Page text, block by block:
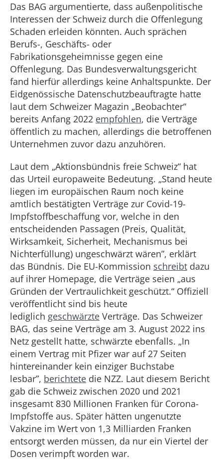
Das BAG argumentierte, dass außenpolitische
Interessen der Schweiz durch die Offenlegung
Schaden erleiden könnten. Auch sprächen
Berufs-, Geschäfts- oder
Fabrikationsgeheimnisse gegen eine
Offenlegung. Das Bundesverwaltungsgericht
fand hierfür allerdings keine Anhaltspunkte. Der
Eidgenössische Datenschutzbeauftragte hatte
laut dem Schweizer Magazin „Beobachter“
bereits Anfang 2022 empfohlen, die Verträge
öffentlich zu machen, allerdings die betroffenen
Unternehmen zuvor dazu anzuhören.
Laut dem „Aktionsbündnis freie Schweiz“ hat
das Urteil europaweite Bedeutung. „Stand heute
liegen im europäischen Raum noch keine
amtlich bestätigten Verträge zur Covid-19-
Impfstoffbeschaffung vor, welche in den
entscheidenden Passagen (Preis, Qualität,
Wirksamkeit, Sicherheit, Mechanismus bei
Nichterfüllung) ungeschwärzt wären”, erklärt
das Bündnis. Die EU-Kommission schreibt dazu
auf ihrer Homepage, die Verträge seien „aus
Gründen der Vertraulichkeit geschützt.“ Offiziell
veröffentlicht sind bis heute
lediglich geschwärzte Verträge. Das Schweizer
BAG, das seine Verträge am 3. August 2022 ins
Netz gestellt hatte, schwärzte ebenfalls. „In
einem Vertrag mit Pfizer war auf 27 Seiten
hintereinander kein einziger Buchstabe
lesbar”, berichtete die NZZ. Laut diesem Bericht
gab die Schweiz zwischen 2020 und 2021
insgesamt 830 Millionen Franken für Corona-
Impfstoffe aus. Später hätten ungenutzte
Vakzine im Wert von 1,3 Milliarden Franken
entsorgt werden müssen, da nur ein Viertel der
Dosen verimpft worden war.